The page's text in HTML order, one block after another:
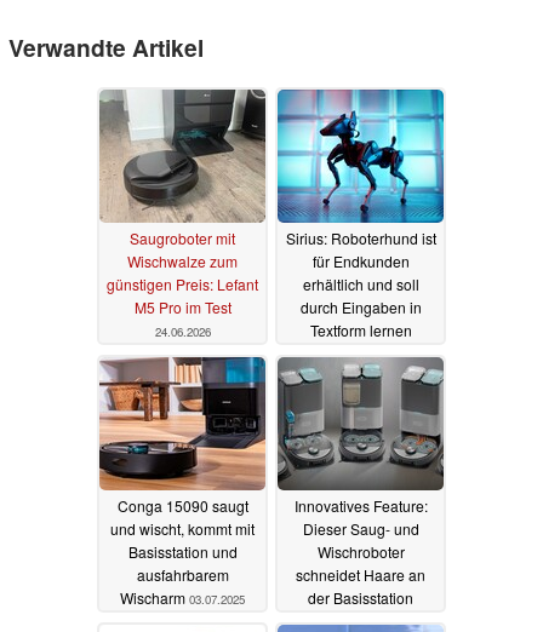
Verwandte Artikel
Saugroboter mit
Wischwalze zum
günstigen Preis: Lefant
M5 Pro im Test
24.06.2026
Sirius: Roboterhund ist
für Endkunden
erhältlich und soll
durch Eingaben in
Textform lernen
12.07.2025
Conga 15090 saugt
und wischt, kommt mit
Basisstation und
ausfahrbarem
Wischarm 03.07.2025
Innovatives Feature:
Dieser Saug- und
Wischroboter
schneidet Haare an
der Basisstation
25.06.2025